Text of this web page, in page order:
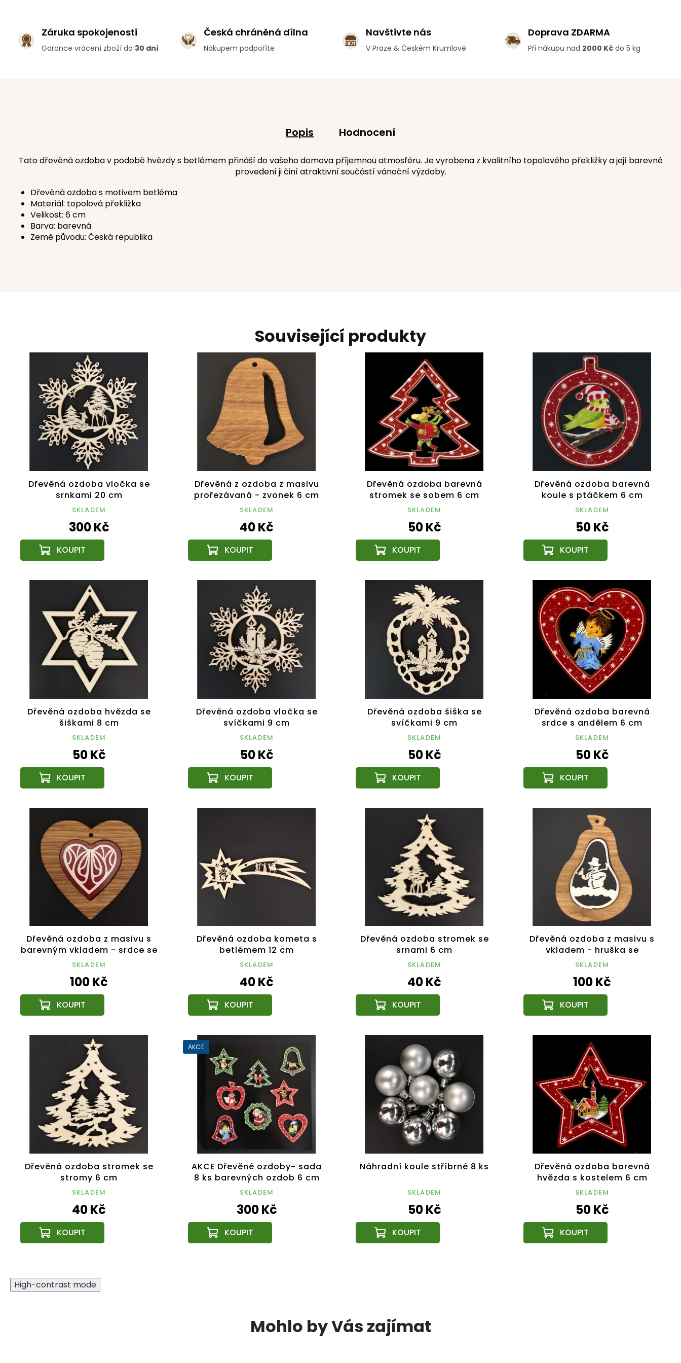
Záruka spokojenosti
Garance vrácení zboží do 30 dní
Česká chráněná dílna
Nákupem podpoříte
Navštivte nás
V Praze & Českém Krumlově
Doprava ZDARMA
Při nákupu nad 2000 Kč do 5 kg
Související produkty
Dřevěná ozdoba vločka se
srnkami 20 cm
SKLADEM
300 Kč
Dřevěná z ozdoba z masivu
prořezávaná - zvonek 6 cm
SKLADEM
40 Kč
Dřevěná ozdoba barevná
stromek se sobem 6 cm
SKLADEM
50 Kč
Dřevěná ozdoba barevná
koule s ptáčkem 6 cm
SKLADEM
50 Kč
Dřevěná ozdoba hvězda se
šiškami 8 cm
SKLADEM
50 Kč
Dřevěná ozdoba vločka se
svíčkami 9 cm
SKLADEM
50 Kč
Dřevěná ozdoba šiška se
svíčkami 9 cm
SKLADEM
50 Kč
Dřevěná ozdoba barevná
srdce s andělem 6 cm
SKLADEM
50 Kč
Dřevěná ozdoba z masivu s
barevným vkladem - srdce se
vzorem 8 cm
SKLADEM
100 Kč
Dřevěná ozdoba kometa s
betlémem 12 cm
SKLADEM
40 Kč
Dřevěná ozdoba stromek se
srnami 6 cm
SKLADEM
40 Kč
Dřevěná ozdoba z masivu s
vkladem - hruška se
sněhulákem 9 cm
SKLADEM
100 Kč
Dřevěná ozdoba stromek se
stromy 6 cm
SKLADEM
40 Kč
AKCE
AKCE Dřevěné ozdoby- sada
8 ks barevných ozdob 6 cm
SKLADEM
300 Kč
Náhradní koule stříbrné 8 ks
SKLADEM
50 Kč
Dřevěná ozdoba barevná
hvězda s kostelem 6 cm
SKLADEM
50 Kč
Popis Hodnocení
Tato dřevěná ozdoba v podobě hvězdy s betlémem přináší do vašeho domova příjemnou atmosféru. Je vyrobena z kvalitního topolového překližky a její barevné
provedení ji činí atraktivní součástí vánoční výzdoby.
Dřevěná ozdoba s motivem betléma
Materiál: topolová překližka
Velikost: 6 cm
Barva: barevná
Země původu: Česká republika
High-contrast mode
Mohlo by Vás zajímat